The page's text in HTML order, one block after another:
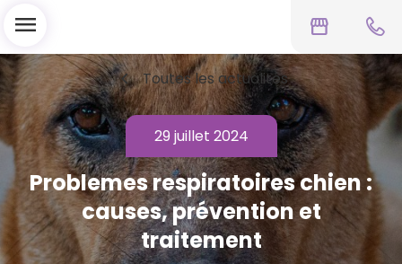
storefront
menu
chevron_left Toutes les actualités
29 juillet 2024
Problemes respiratoires chien :
causes, prévention et
traitement